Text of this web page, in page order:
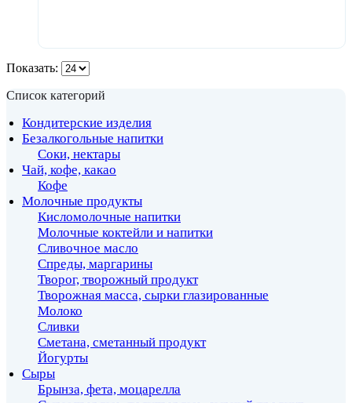
Показать:
Список категорий
Кондитерские изделия
Безалкогольные напитки
Соки, нектары
Чай, кофе, какао
Кофе
Молочные продукты
Кисломолочные напитки
Молочные коктейли и напитки
Сливочное масло
Спреды, маргарины
Творог, творожный продукт
Творожная масса, сырки глазированные
Молоко
Сливки
Сметана, сметанный продукт
Йогурты
Сыры
Брынза, фета, моцарелла